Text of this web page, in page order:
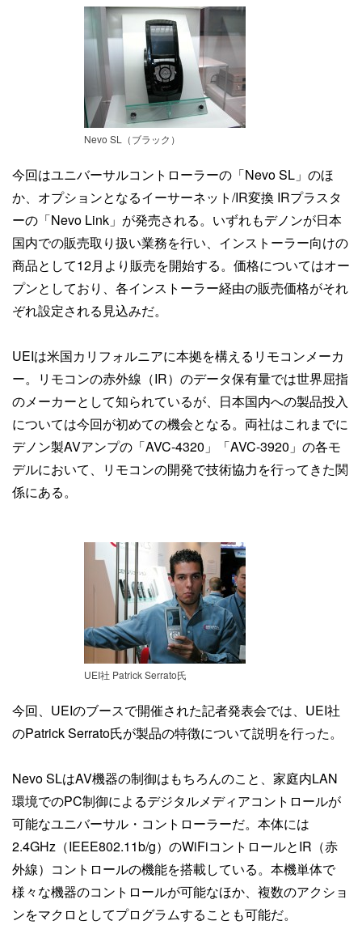
Nevo SL（ブラック）
今回はユニバーサルコントローラーの「Nevo SL」のほ
か、オプションとなるイーサーネット/IR変換 IRプラスタ
ーの「Nevo Link」が発売される。いずれもデノンが日本
国内での販売取り扱い業務を行い、インストーラー向けの
商品として12月より販売を開始する。価格についてはオー
プンとしており、各インストーラー経由の販売価格がそれ
ぞれ設定される見込みだ。
UEIは米国カリフォルニアに本拠を構えるリモコンメーカ
ー。リモコンの赤外線（IR）のデータ保有量では世界屈指
のメーカーとして知られているが、日本国内への製品投入
については今回が初めての機会となる。両社はこれまでに
デノン製AVアンプの「AVC-4320」「AVC-3920」の各モ
デルにおいて、リモコンの開発で技術協力を行ってきた関
係にある。
UEI社 Patrick Serrato氏
今回、UEIのブースで開催された記者発表会では、UEI社
のPatrick Serrato氏が製品の特徴について説明を行った。
Nevo SLはAV機器の制御はもちろんのこと、家庭内LAN
環境でのPC制御によるデジタルメディアコントロールが
可能なユニバーサル・コントローラーだ。本体には
2.4GHz（IEEE802.11b/g）のWiFiコントロールとIR（赤
外線）コントロールの機能を搭載している。本機単体で
様々な機器のコントロールが可能なほか、複数のアクショ
ンをマクロとしてプログラムすることも可能だ。